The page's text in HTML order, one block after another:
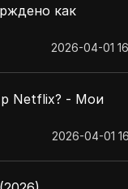
как
2026-04-01
Netflix? - Мои
2026-04-01